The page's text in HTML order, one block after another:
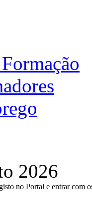
2026
no Portal e entrar com